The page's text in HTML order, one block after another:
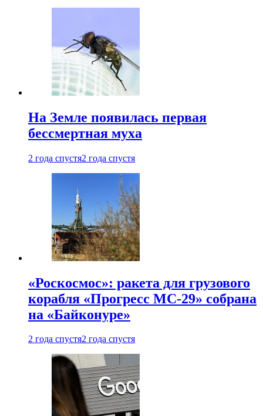
На Земле появилась первая
бессмертная муха
2 года спустя2 года спустя
«Роскосмос»: ракета для грузового
корабля «Прогресс МС-29» собрана
на «Байконуре»
2 года спустя2 года спустя